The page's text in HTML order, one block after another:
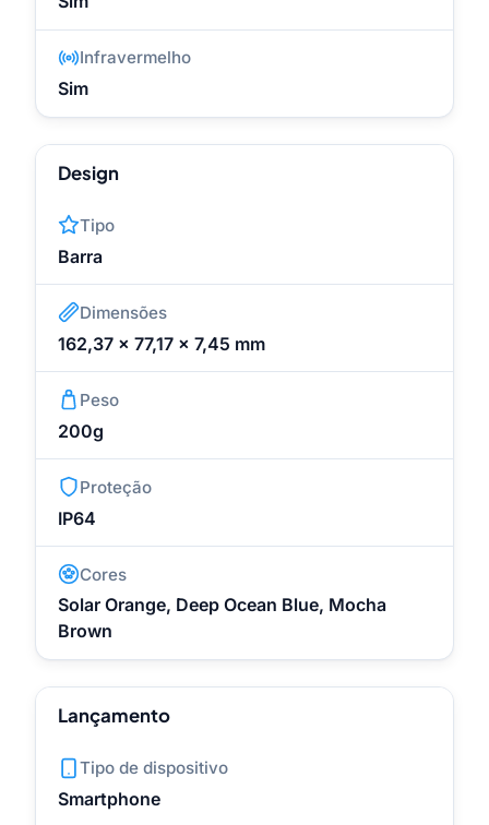
Infravermelho
Sim
Design
Tipo
Barra
Dimensões
162,37 x 77,17 x 7,45 mm
Peso
200g
Proteção
IP64
Cores
Solar Orange, Deep Ocean Blue, Mocha
Brown
Lançamento
Tipo de dispositivo
Smartphone